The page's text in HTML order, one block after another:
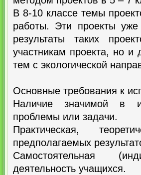
В 8-10 классе темы
работы. Эти проекты
результаты таких
участникам проекта, но и
тем с экологической
Основные требования к
Наличие значимой в
проблемы или задачи.
Практическая,
предполагаемых
Самостоятельная
деятельность учащихся.